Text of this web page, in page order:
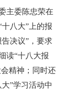
主委陈忠荣在
八大”上的报
决议”，要求
读“十八大报
精神；同时还
”学习活动中